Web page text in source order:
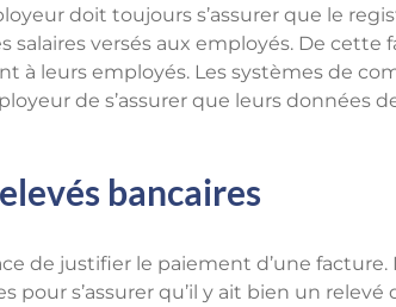
doit toujours s’assurer que le
salaires versés aux employés. De cette
à leurs employés. Les systèmes de
de s’assurer que leurs données
bancaires
de justifier le paiement d’une
pour s’assurer qu’il y ait bien un relevé